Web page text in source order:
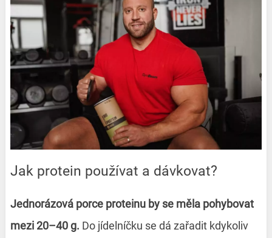
Jak protein používat a dávkovat?
Jednorázová porce proteinu by se měla pohybovat
mezi 20–40 g. Do jídelníčku se dá zařadit kdykoliv